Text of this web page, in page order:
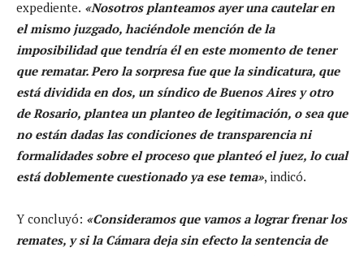
expediente. «Nosotros planteamos ayer una cautelar en
el mismo juzgado, haciéndole mención de la
imposibilidad que tendría él en este momento de tener
que rematar. Pero la sorpresa fue que la sindicatura, que
está dividida en dos, un síndico de Buenos Aires y otro
de Rosario, plantea un planteo de legitimación, o sea que
no están dadas las condiciones de transparencia ni
formalidades sobre el proceso que planteó el juez, lo cual
está doblemente cuestionado ya ese tema», indicó.
Y concluyó: «Consideramos que vamos a lograr frenar los
remates, y si la Cámara deja sin efecto la sentencia de